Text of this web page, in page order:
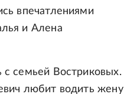
впечатлениями
и Алена
с семьей Востриковых.
любит водить жену